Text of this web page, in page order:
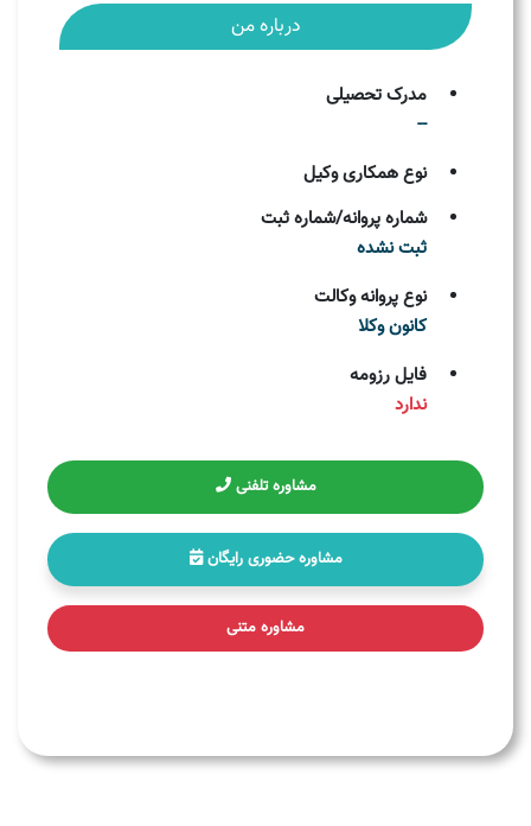
درباره من
مدرک تحصیلی
--
نوع همکاری وکیل
شماره پروانه/شماره ثبت
ثبت نشده
نوع پروانه وکالت
کانون وکلا
فایل رزومه
ندارد
مشاوره تلفنی
مشاوره حضوری رایگان
مشاوره متنی